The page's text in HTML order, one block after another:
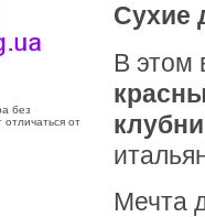
без
от
Сухие
В этом
Мечта